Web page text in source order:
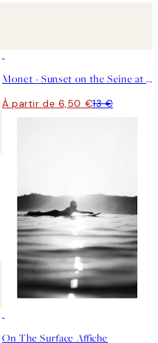
Monet - Sunset on the Seine at Lavacourt, Winter Effect Affiche
À partir de 6,50 €13 €
On The Surface Affiche